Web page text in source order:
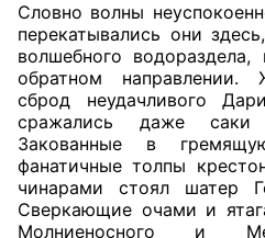
Словно волны
перекатывались они
волшебного
обратном
сброд неудачливого
сражались даже
Закованные в
фанатичные толпы
чинарами стоял шатер
Сверкающие очами и
Молниеносного и